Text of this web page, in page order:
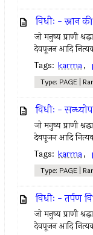
विधीः - स्नान
जो मनुष्य प्राणी
देवपूजन आदि
Tags: karma,
Type: PAGE |
विधीः -
जो मनुष्य प्राणी
देवपूजन आदि
Tags: karma,
Type: PAGE |
विधीः - तर्पण
जो मनुष्य प्राणी
देवपूजन आदि